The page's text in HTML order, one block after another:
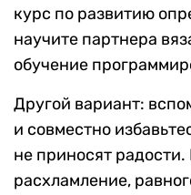
курс по развитию
научите партнера
обучение
Другой вариант:
и совместно
не приносят
расхламление,